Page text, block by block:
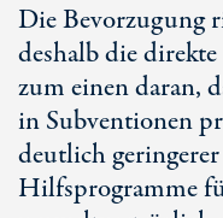
Die Bevorzugung
deshalb die
zum einen daran,
in Subventionen
deutlich
Hilfsprogramme